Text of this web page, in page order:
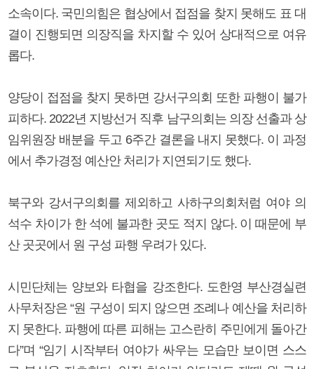
소속이다. 국민의힘은 협상에서 접점을 찾지 못해도 표 대
결이 진행되면 의장직을 차지할 수 있어 상대적으로 여유
롭다.
양당이 접점을 찾지 못하면 강서구의회 또한 파행이 불가
피하다. 2022년 지방선거 직후 남구의회는 의장 선출과 상
임위원장 배분을 두고 6주간 결론을 내지 못했다. 이 과정
에서 추가경정 예산안 처리가 지연되기도 했다.
북구와 강서구의회를 제외하고 사하구의회처럼 여야 의
석수 차이가 한 석에 불과한 곳도 적지 않다. 이 때문에 부
산 곳곳에서 원 구성 파행 우려가 있다.
시민단체는 양보와 타협을 강조한다. 도한영 부산경실련
사무처장은 “원 구성이 되지 않으면 조례나 예산을 처리하
지 못한다. 파행에 따른 피해는 고스란히 주민에게 돌아간
다”며 “임기 시작부터 여야가 싸우는 모습만 보이면 스스